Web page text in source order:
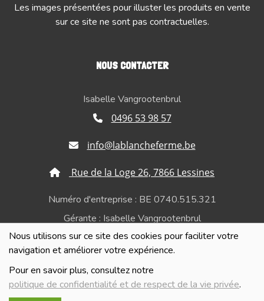
Nous utilisons sur ce site des cookies pour faciliter votre
navigation et améliorer votre expérience.
Pour en savoir plus, consultez notre
politique de confidentialité et de respect de la vie privée.
Les images présentées pour illuster les produits en vente
sur ce site ne sont pas contractuelles.
NOUS CONTACTER
Isabelle Vangrootenbrul
0496 53 98 57
info@lablancheferme.be
Rue de la Loge 26, 7866 Lessines
Numéro d'entreprise : BE 0740.515.321
Gérante : Isabelle Vangrootenbrul
Politique de confidentialité et de respect de la vie
privée